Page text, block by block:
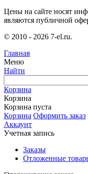
Цены на сайте носят
являются публичной
© 2010 - 2026 7-el.ru.
Главная
Меню
Найти
Корзина
Корзина
Корзина пуста
Корзина Оформить заказ
Аккаунт
Учетная запись
Заказы
Отложенные